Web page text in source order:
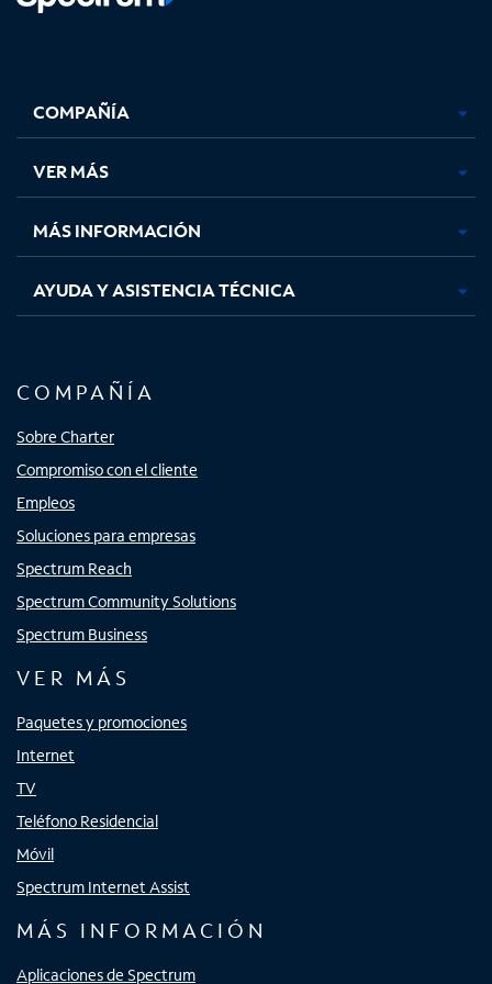
abre
en
pestaña
nueva
abre
en
pestaña
nueva
abre
en
pestaña
nueva
en
nueva
COMPAÑÍA
VER MÁS
MÁS INFORMACIÓN
AYUDA Y ASISTENCIA TÉCNICA
COMPAÑÍA
Sobre Charter
Compromiso con el cliente
Empleos
Soluciones para empresas
Spectrum Reach
Spectrum Community Solutions
Spectrum Business
VER MÁS
Paquetes y promociones
Internet
TV
Teléfono Residencial
Móvil
Spectrum Internet Assist
MÁS INFORMACIÓN
Aplicaciones de Spectrum